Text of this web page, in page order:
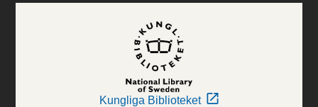
Kungliga Biblioteket